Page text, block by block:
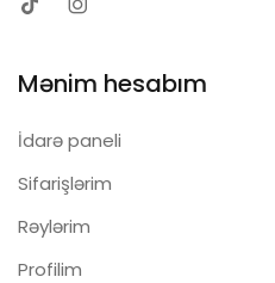
Mənim hesabım
İdarə paneli
Sifarişlərim
Rəylərim
Profilim